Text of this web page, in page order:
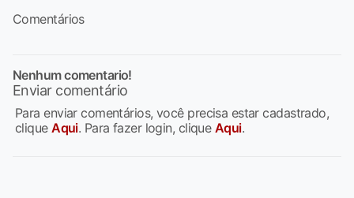
Comentários
Nenhum comentario!
Enviar comentário
Para enviar comentários, você precisa estar cadastrado,
cliqueAqui. Para fazer login, clique Aqui.